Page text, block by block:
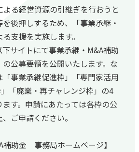
よる経営資源の引継ぎを行おうと
後押しするため、「事業承継・
支援を実施します。
サイトにて事業承継・M&A補助
公募要領を公開いたします。な
事業承継促進枠」「専門家活用
「廃業・再チャレンジ枠」の4
す。申請にあたっては各枠の公
ご申請ください。
補助金 事務局ホームページ】